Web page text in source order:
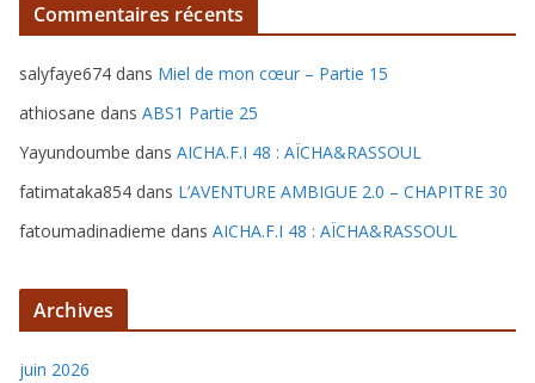
Commentaires récents
salyfaye674 dans Miel de mon cœur – Partie 15
athiosane dans ABS1 Partie 25
Yayundoumbe dans AICHA.F.I 48 : AÏCHA&RASSOUL
fatimataka854 dans L’AVENTURE AMBIGUE 2.0 – CHAPITRE 30
fatoumadinadieme dans AICHA.F.I 48 : AÏCHA&RASSOUL
Archives
juin 2026